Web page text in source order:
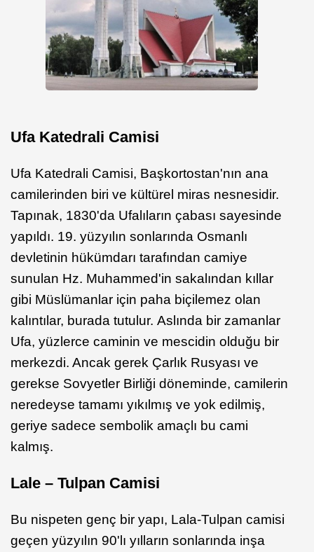
Ufa Katedrali Camisi
Ufa Katedrali Camisi, Başkortostan'nın ana
camilerinden biri ve kültürel miras nesnesidir.
Tapınak, 1830'da Ufalıların çabası sayesinde
yapıldı. 19. yüzyılın sonlarında Osmanlı
devletinin hükümdarı tarafından camiye
sunulan Hz. Muhammed'in sakalından kıllar
gibi Müslümanlar için paha biçilemez olan
kalıntılar, burada tutulur. Aslında bir zamanlar
Ufa, yüzlerce caminin ve mescidin olduğu bir
merkezdi. Ancak gerek Çarlık Rusyası ve
gerekse Sovyetler Birliği döneminde, camilerin
neredeyse tamamı yıkılmış ve yok edilmiş,
geriye sadece sembolik amaçlı bu cami
kalmış.
Lale – Tulpan Camisi
Bu nispeten genç bir yapı, Lala-Tulpan camisi
geçen yüzyılın 90'lı yılların sonlarında inşa